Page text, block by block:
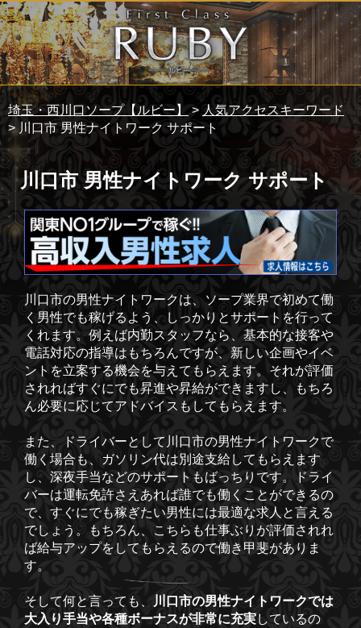
埼玉・西川口ソープ【ルビー】 > 人気アクセスキーワード
> 川口市 男性ナイトワーク サポート
川口市 男性ナイトワーク サポート
川口市の男性ナイトワークは、ソープ業界で初めて働
く男性でも稼げるよう、しっかりとサポートを行って
くれます。例えば内勤スタッフなら、基本的な接客や
電話対応の指導はもちろんですが、新しい企画やイベ
ントを立案する機会を与えてもらえます。それが評価
されればすぐにでも昇進や昇給ができますし、もちろ
ん必要に応じてアドバイスもしてもらえます。
また、ドライバーとして川口市の男性ナイトワークで
働く場合も、ガソリン代は別途支給してもらえます
し、深夜手当などのサポートもばっちりです。ドライ
バーは運転免許さえあれば誰でも働くことができるの
で、すぐにでも稼ぎたい男性には最適な求人と言える
でしょう。もちろん、こちらも仕事ぶりが評価されれ
ば給与アップをしてもらえるので働き甲斐がありま
す。
そして何と言っても、
川口市の男性ナイトワークでは
大入り手当や各種ボーナスが非常に充実しているの